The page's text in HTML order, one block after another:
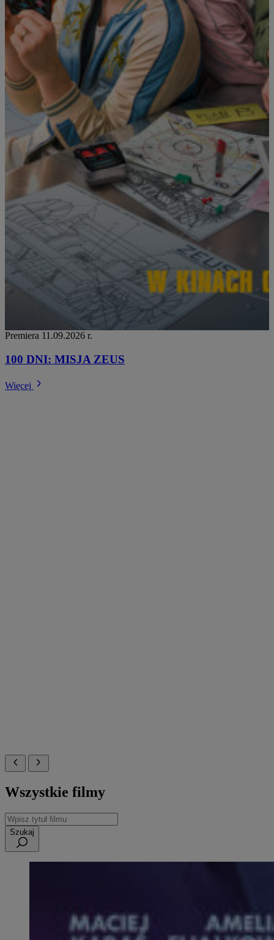
Premiera 11.09.2026 r.
100 DNI: MISJA ZEUS
Więcej
Wszystkie filmy
Szukaj